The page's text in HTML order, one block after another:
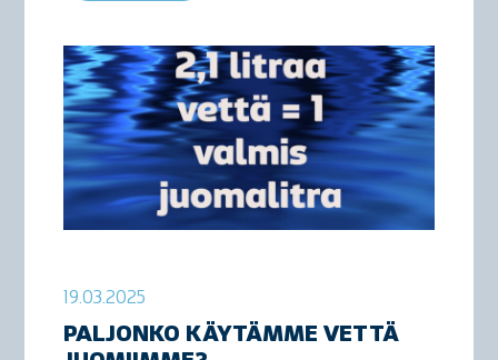
19.03.2025
PALJONKO KÄYTÄMME VETTÄ